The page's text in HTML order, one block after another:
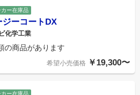
カー在庫品
ジーコートDX
化学工業
の商品があります
希望小売価格 ￥19,300〜
カー在庫品